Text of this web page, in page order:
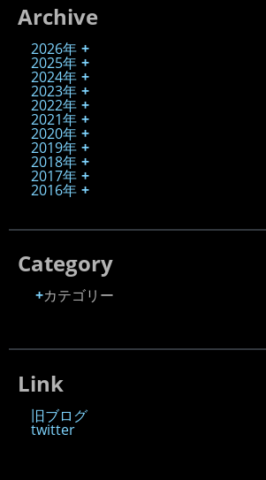
Archive
2026年
2025年
2024年
2023年
2022年
2021年
2020年
2019年
2018年
2017年
2016年
Category
カテゴリー
Link
旧ブログ
twitter